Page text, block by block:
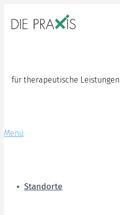
Inhalt
springen
für therapeutische Leistungen
Menü
Standorte